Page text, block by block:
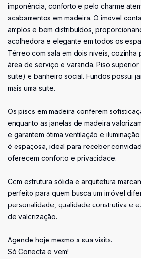
imponência, conforto e pelo charme
acabamentos em madeira. O imóvel
amplos e bem distribuídos,
acolhedora e elegante em todos os
Térreo com sala em dois níveis, cozinha
área de serviço e varanda. Piso superior
suíte) e banheiro social. Fundos possui
mais uma suíte.
Os pisos em madeira conferem
enquanto as janelas de madeira
e garantem ótima ventilação e
é espaçosa, ideal para receber
oferecem conforto e privacidade.
Com estrutura sólida e arquitetura
perfeito para quem busca um imóvel
personalidade, qualidade construtiva e
de valorização.
Agende hoje mesmo a sua visita.
Só Conecta e vem!